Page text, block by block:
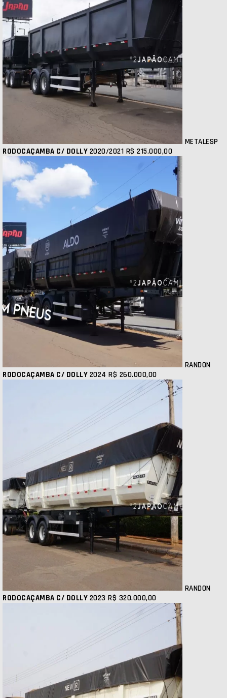
METALESP
RODOCAÇAMBA C/ DOLLY 2020/2021 R$ 215.000,00
RANDON
RODOCAÇAMBA C/ DOLLY 2024 R$ 260.000,00
RANDON
RODOCAÇAMBA C/ DOLLY 2023 R$ 320.000,00